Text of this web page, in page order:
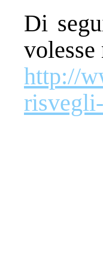
Di
http://